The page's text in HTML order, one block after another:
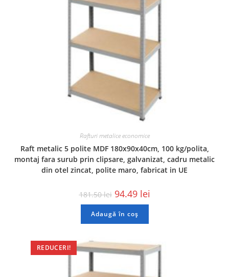
Rafturi metalice economice
Raft metalic 5 polite MDF 180x90x40cm, 100 kg/polita,
montaj fara surub prin clipsare, galvanizat, cadru metalic
din otel zincat, polite maro, fabricat in UE
181.50lei 94.49 lei
Adaugă în coș
REDUCERI!